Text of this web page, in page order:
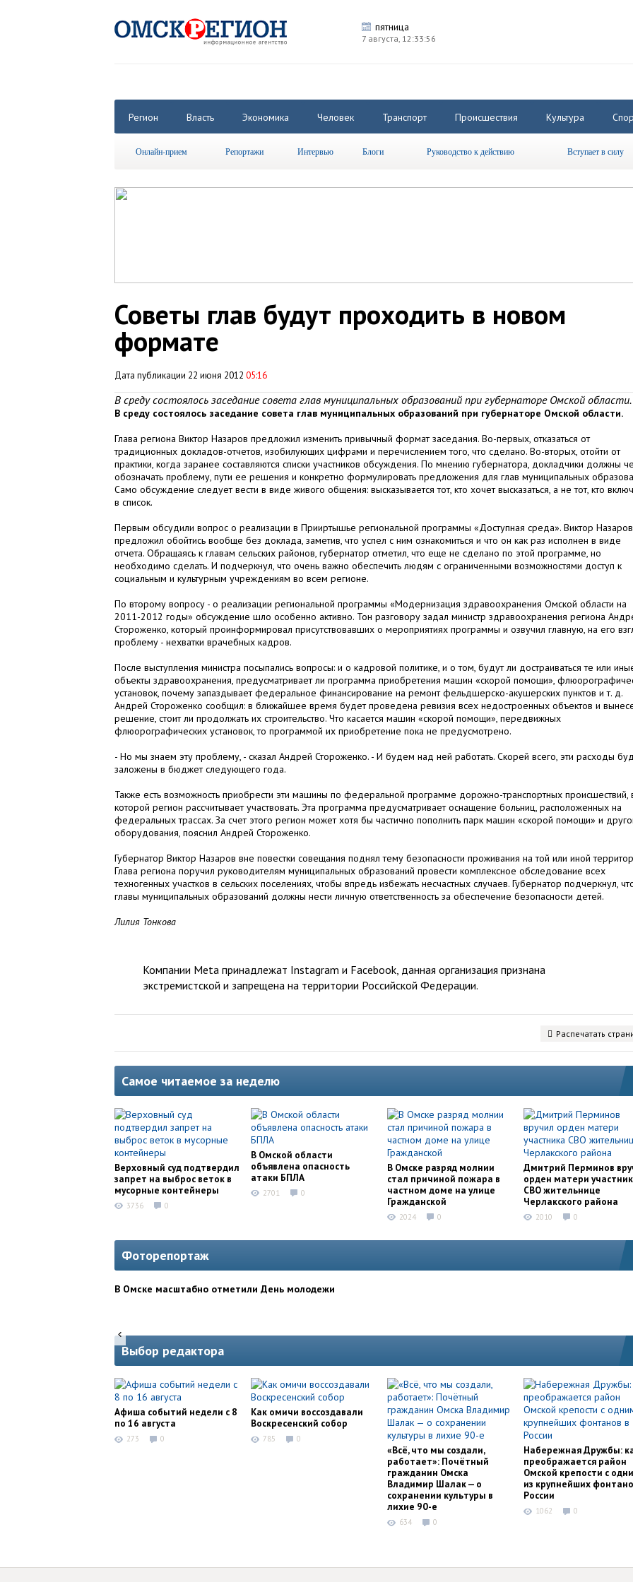
пятница
7 августа, 12:33:56
Регион Власть Экономика Человек Транспорт Происшествия Культура
Онлайн-прием Репортажи Интервью Блоги Руководство к действию Вступает в силу
Советы глав будут проходить в новом
формате
Дата публикации 22 июня 2012 05:16
В среду состоялось заседание совета глав муниципальных образований при губернаторе Омской области.
В среду состоялось заседание совета глав муниципальных образований при губернаторе Омской области.
Глава региона Виктор Назаров предложил изменить привычный формат заседания. Во-первых, отказаться от
традиционных докладов-отчетов, изобилующих цифрами и перечислением того, что сделано. Во-вторых, отойти от
практики, когда заранее составляются списки участников обсуждения. По мнению губернатора, докладчики должны
обозначать проблему, пути ее решения и конкретно формулировать предложения для глав муниципальных
Само обсуждение следует вести в виде живого общения: высказывается тот, кто хочет высказаться, а не тот, кто
в список.
Первым обсудили вопрос о реализации в Прииртышье региональной программы «Доступная среда». Виктор Назаров
предложил обойтись вообще без доклада, заметив, что успел с ним ознакомиться и что он как раз исполнен в виде
отчета. Обращаясь к главам сельских районов, губернатор отметил, что еще не сделано по этой программе, но
необходимо сделать. И подчеркнул, что очень важно обеспечить людям с ограниченными возможностями доступ к
социальным и культурным учреждениям во всем регионе.
По второму вопросу - о реализации региональной программы «Модернизация здравоохранения Омской области на
2011-2012 годы» обсуждение шло особенно активно. Тон разговору задал министр здравоохранения региона
Стороженко, который проинформировал присутствовавших о мероприятиях программы и озвучил главную, на его
проблему - нехватки врачебных кадров.
После выступления министра посыпались вопросы: и о кадровой политике, и о том, будут ли достраиваться те или
объекты здравоохранения, предусматривает ли программа приобретения машин «скорой помощи»,
установок, почему запаздывает федеральное финансирование на ремонт фельдшерско-акушерских пунктов и т. д.
Андрей Стороженко сообщил: в ближайшее время будет проведена ревизия всех недостроенных объектов и
решение, стоит ли продолжать их строительство. Что касается машин «скорой помощи», передвижных
флюорографических установок, то программой их приобретение пока не предусмотрено.
- Но мы знаем эту проблему, - сказал Андрей Стороженко. - И будем над ней работать. Скорей всего, эти расходы
заложены в бюджет следующего года.
Также есть возможность приобрести эти машины по федеральной программе дорожно-транспортных происшествий,
которой регион рассчитывает участвовать. Эта программа предусматривает оснащение больниц, расположенных на
федеральных трассах. За счет этого регион может хотя бы частично пополнить парк машин «скорой помощи» и
оборудования, пояснил Андрей Стороженко.
Губернатор Виктор Назаров вне повестки совещания поднял тему безопасности проживания на той или иной
Глава региона поручил руководителям муниципальных образований провести комплексное обследование всех
техногенных участков в сельских поселениях, чтобы впредь избежать несчастных случаев. Губернатор подчеркнул,
главы муниципальных образований должны нести личную ответственность за обеспечение безопасности детей.
Лилия Тонкова
Компании Meta принадлежат Instagram и Facebook, данная организация признана
экстремистской и запрещена на территории Российской Федерации.
Распечатать
Самое читаемое за неделю
Верховный суд подтвердил
запрет на выброс веток в
мусорные контейнеры
3736 0
В Омской области
объявлена опасность
атаки БПЛА
2701 0
В Омске разряд молнии
стал причиной пожара в
частном доме на улице
Гражданской
2024 0
Дмитрий Перминов
орден матери
СВО жительнице
Черлакского района
2010 0
Фоторепортаж
В Омске масштабно отметили День молодежи
Выбор редактора
Афиша событий недели с 8
по 16 августа
273 0
Как омичи воссоздавали
Воскресенский собор
785 0
«Всё, что мы создали,
работает»: Почётный
гражданин Омска
Владимир Шалак — о
сохранении культуры в
лихие 90-е
634 0
Набережная Дружбы:
преображается район
Омской крепости с
из крупнейших
России
1062 0